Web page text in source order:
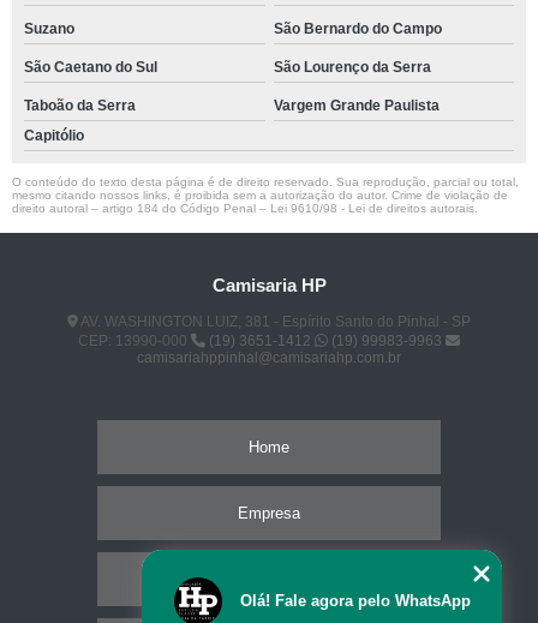
Suzano São Bernardo do Campo
São Caetano do Sul São Lourenço da Serra
Taboão da Serra
Vargem Grande Paulista
Capitólio
O conteúdo do texto desta página é de direito reservado. Sua reprodução, parcial ou total,
mesmo citando nossos links, é proibida sem a autorização do autor. Crime de violação de
direito autoral – artigo 184 do Código Penal – Lei 9610/98 - Lei de direitos autorais
Camisaria HP
AV. WASHINGTON LUIZ, 381 - Espírito Santo do Pinhal - SP
CEP: 13990-000
(19) 3651-1412
(19) 99983-9963
camisariahppinhal@camisariahp.com.br
Home
Empresa
Olá! Fale agora pelo WhatsApp